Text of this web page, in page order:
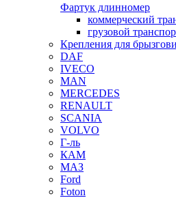
Фартук длинномер
коммерческий
грузовой
Крепления для
DAF
IVECO
MAN
MERCEDES
RENAULT
SCANIA
VOLVO
Г-ль
КАМ
МАЗ
Ford
Foton